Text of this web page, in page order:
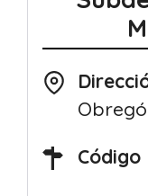
Código